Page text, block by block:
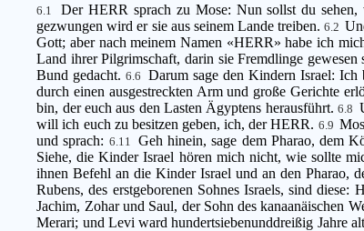
6.1
Der HERR sprach zu Mose: Nun sollst du
gezwungen wird er sie aus seinem Lande treiben. 6.2
Gott; aber nach meinem Namen «HERR» habe ich
Land ihrer Pilgrimschaft, darin sie Fremdlinge gewesen
Bund gedacht.6.6
Darum sage den Kindern Israel:
durch einen ausgestreckten Arm und große Gerichte
bin, der euch aus den Lasten Ägyptens herausführt.6.8
will ich euch zu besitzen geben, ich, der HERR. 6.9
und sprach: 6.11 Geh hinein, sage dem Pharao, dem
Siehe, die Kinder Israel hören mich nicht, wie sollte
ihnen Befehl an die Kinder Israel und an den
Rubens, des erstgeborenen Sohnes Israels, sind
Jachim, Zohar und Saul, der Sohn des kanaanäischen
Merari; und Levi ward hundertsiebenunddreißig Jahre